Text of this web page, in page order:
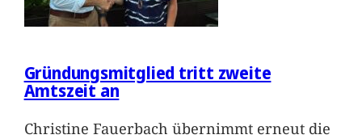
Gründungsmitglied tritt zweite
Amtszeit an
Christine Fauerbach übernimmt erneut die